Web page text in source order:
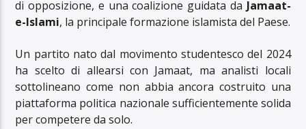
di opposizione, e una coalizione guidata da Jamaat-
e-Islami, la principale formazione islamista del Paese.
Un partito nato dal movimento studentesco del 2024
ha scelto di allearsi con Jamaat, ma analisti locali
sottolineano come non abbia ancora costruito una
piattaforma politica nazionale sufficientemente solida
per competere da solo.